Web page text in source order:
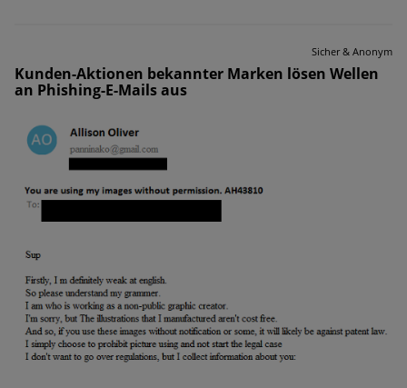
Sicher & Anonym
Kunden-Aktionen bekannter Marken lösen Wellen
an Phishing-E-Mails aus